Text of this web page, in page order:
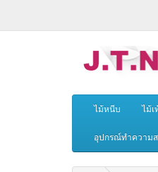
ไม้หนีบ ไม้
อุปกรณ์ทำความ